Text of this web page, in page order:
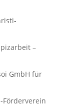
–
GmbH für
Förderverein